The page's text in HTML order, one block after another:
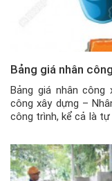
Bảng giá nhân
Bảng giá nhân công
công xây dựng –
công trình, kể cả là tự